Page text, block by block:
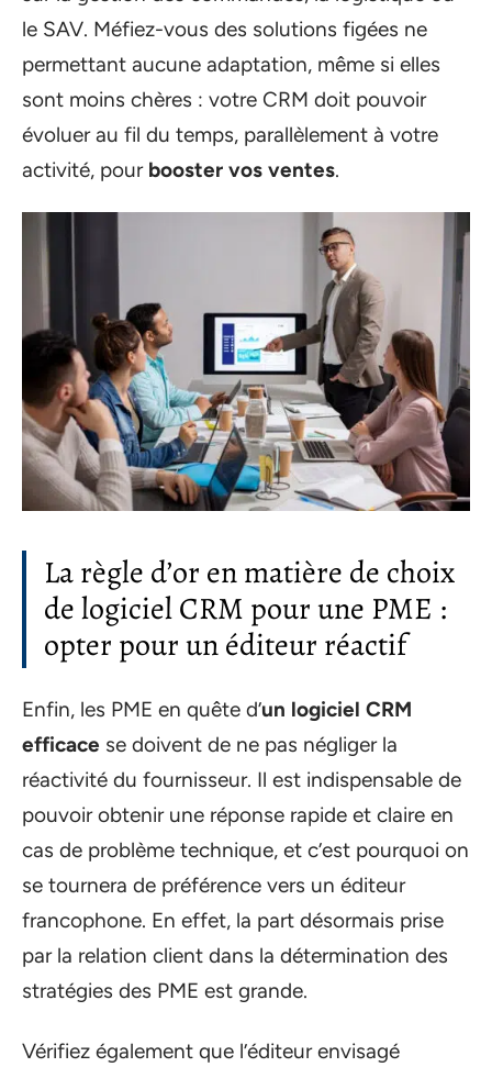
le SAV. Méfiez-vous des solutions figées ne
permettant aucune adaptation, même si elles
sont moins chères : votre CRM doit pouvoir
évoluer au fil du temps, parallèlement à votre
activité, pour booster vos ventes.
La règle d’or en matière de choix
de logiciel CRM pour une PME :
opter pour un éditeur réactif
Enfin, les PME en quête d’un logiciel CRM
efficace se doivent de ne pas négliger la
réactivité du fournisseur. Il est indispensable de
pouvoir obtenir une réponse rapide et claire en
cas de problème technique, et c’est pourquoi on
se tournera de préférence vers un éditeur
francophone. En effet, la part désormais prise
par la relation client dans la détermination des
stratégies des PME est grande.
Vérifiez également que l’éditeur envisagé